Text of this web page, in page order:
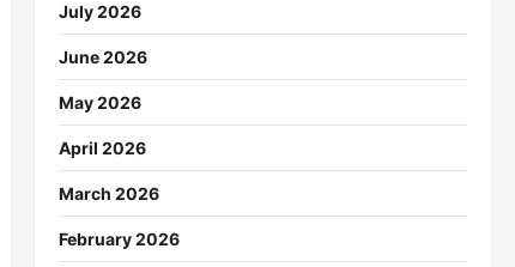
July 2026
June 2026
May 2026
April 2026
March 2026
February 2026